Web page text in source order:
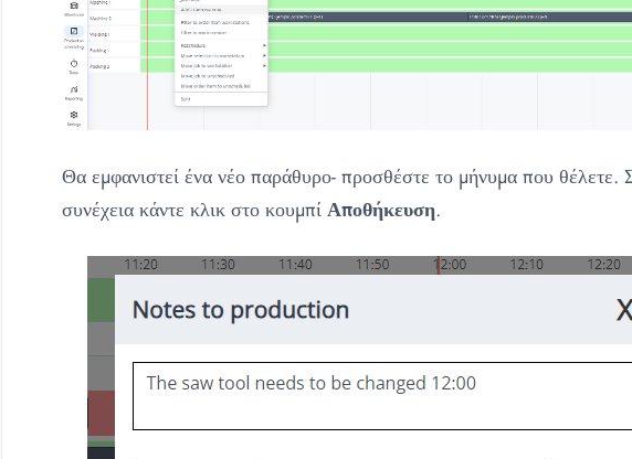
Θα εμφανιστεί ένα νέο παράθυρο- προσθέστε το μήνυμα που θέλετε.
συνέχεια κάντε κλικ στο κουμπίΑποθήκευση.